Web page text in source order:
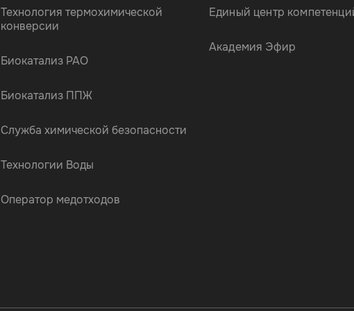
Технология термохимической
конверсии
Биокатализ РАО
Биокатализ ППЖ
Служба химической безопасности
Технологии Воды
Оператор медотходов
Единый центр
Академия Эфир